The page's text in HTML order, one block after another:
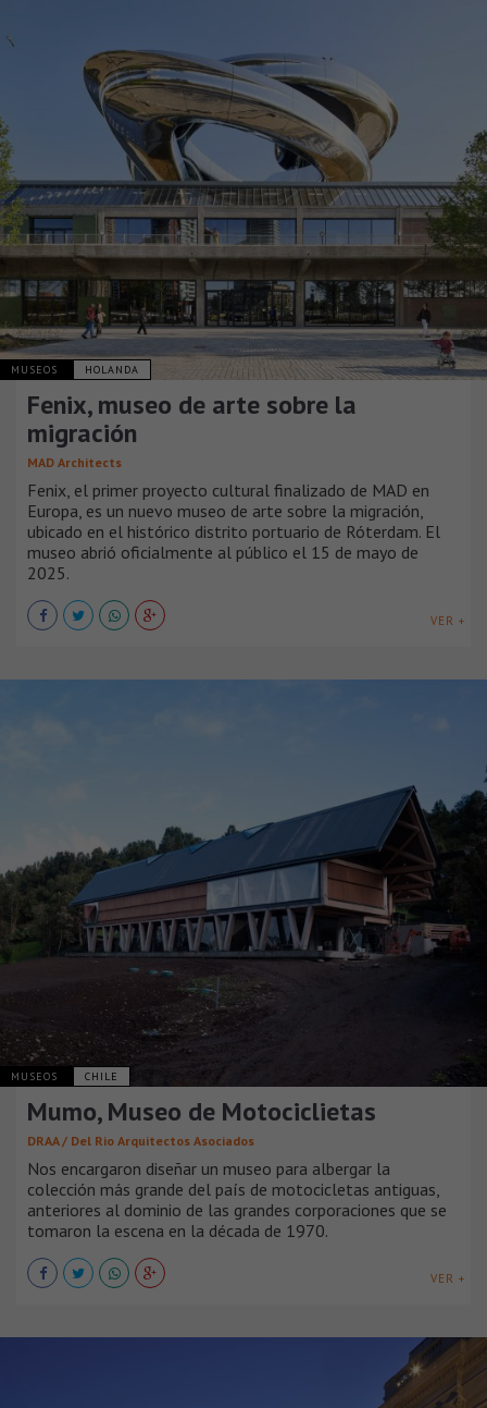
MUSEOS HOLANDA
Fenix, museo de arte sobre la
migración
MAD Architects
Fenix, el primer proyecto cultural finalizado de MAD en
Europa, es un nuevo museo de arte sobre la migración,
ubicado en el histórico distrito portuario de Róterdam. El
museo abrió oficialmente al público el 15 de mayo de
2025.
VER +
MUSEOS CHILE
Mumo, Museo de Motociclietas
DRAA / Del Rio Arquitectos Asociados
Nos encargaron diseñar un museo para albergar la
colección más grande del país de motocicletas antiguas,
anteriores al dominio de las grandes corporaciones que se
tomaron la escena en la década de 1970.
VER +